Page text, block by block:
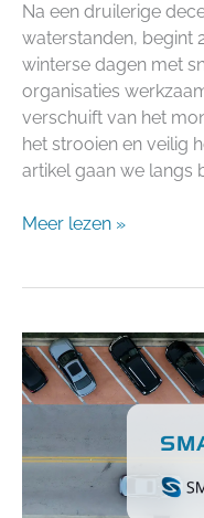
Na een druilerige
waterstanden, begint
winterse dagen met
organisaties
verschuift van het
het strooien en veilig
artikel gaan we langs
Meer lezen »
Samenwerking
SmartCity-
IoT
Flexyz
Smart